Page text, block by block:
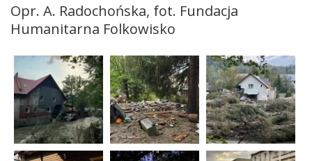
Opr. A. Radochońska, fot. Fundacja
Humanitarna Folkowisko